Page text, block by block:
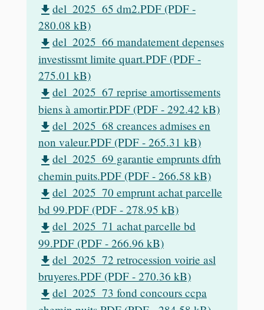
file_download del_2025_65 dm2.PDF (PDF -
280.08 kB)
file_download del_2025_66 mandatement depenses
investissmt limite quart.PDF (PDF -
275.01 kB)
file_download del_2025_67 reprise amortissements
biens à amortir.PDF (PDF - 292.42 kB)
file_download del_2025_68 creances admises en
non valeur.PDF (PDF - 265.31 kB)
file_download del_2025_69 garantie emprunts dfrh
chemin puits.PDF (PDF - 266.58 kB)
file_download del_2025_70 emprunt achat parcelle
bd 99.PDF (PDF - 278.95 kB)
file_download del_2025_71 achat parcelle bd
99.PDF (PDF - 266.96 kB)
file_download del_2025_72 retrocession voirie asl
bruyeres.PDF (PDF - 270.36 kB)
file_download del_2025_73 fond concours ccpa